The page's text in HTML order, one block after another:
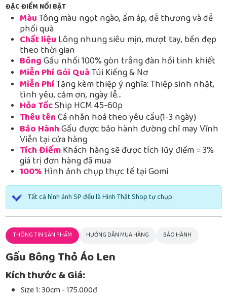
ĐẶC ĐIỂM NỔI BẬT
MàuTông màu ngọt ngào, ấm áp, dễ thương và dễ
phối quà
Chất liệu Lông nhung siêu mịn, mượt tay, bền đẹp
theo thời gian
BôngGấu nhồi 100% gòn trắng đàn hồi tinh khiết
Miễn Phí Gói QuàTúi Kiếng & Nơ
Miễn PhíTặng kèm thiệp ý nghĩa: Thiệp sinh nhật,
tình yêu, cảm ơn, ngày lễ…
Hỏa TốcShip HCM 45-60p
Thêu tênCá nhân hoá theo yêu cầu(1-3 ngày)
Bảo HànhGấu được bảo hành đường chỉ may Vĩnh
Viễn tại cửa hàng
Tích ĐiểmKhách hàng sẽ được tích lũy điểm = 3%
giá trị đơn hàng đã mua
100% Hình ảnh chụp thực tế tại Gomi
Tất cả hình ảnh SP đều là Hình Thật Shop tự chụp.
THÔNG TIN SẢN PHẨM HƯỚNG DẪN MUA HÀNG BẢO HÀNH
Gấu Bông Thỏ Áo Len
Kích thước & Giá:
Size 1: 30cm - 175.000đ